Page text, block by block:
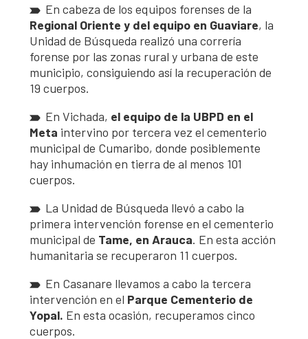
Generación de conocimiento para la búsqueda
En cabeza de los equipos forenses de la
Regional Oriente y del equipo en Guaviare, la
Unidad de Búsqueda realizó una correría
forense por las zonas rural y urbana de este
municipio, consiguiendo así la recuperación de
19 cuerpos.
En Vichada, el equipo de la UBPD en el
Meta intervino por tercera vez el cementerio
municipal de Cumaribo, donde posiblemente
hay inhumación en tierra de al menos 101
cuerpos.
La Unidad de Búsqueda llevó a cabo la
primera intervención forense en el cementerio
municipal de Tame, en Arauca. En esta acción
humanitaria se recuperaron 11 cuerpos.
En Casanare llevamos a cabo la tercera
intervención en el Parque Cementerio de
Yopal. En esta ocasión, recuperamos cinco
cuerpos.